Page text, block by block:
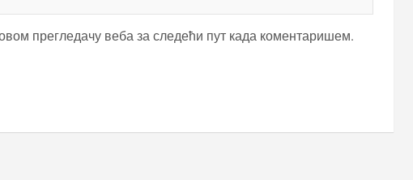
прегледачу веба за следећи пут када коментаришем.